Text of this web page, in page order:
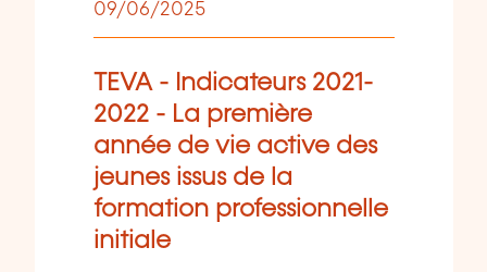
09/06/2025
TEVA - Indicateurs 2021-
2022 - La première
année de vie active des
jeunes issus de la
formation professionnelle
initiale